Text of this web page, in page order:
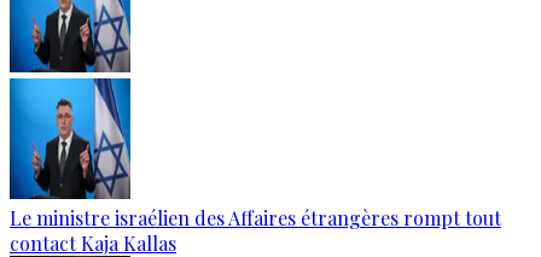
Le ministre israélien des Affaires étrangères rompt tout
contact Kaja Kallas